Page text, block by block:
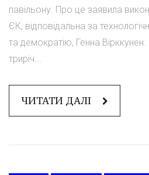
павільону. Про це заявила
ЄК, відповідальна за
та демократію, Генна
триріч...
ЧИТАТИ ДАЛІ